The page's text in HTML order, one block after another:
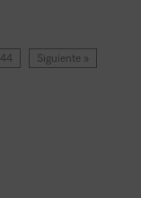
44 Siguiente »